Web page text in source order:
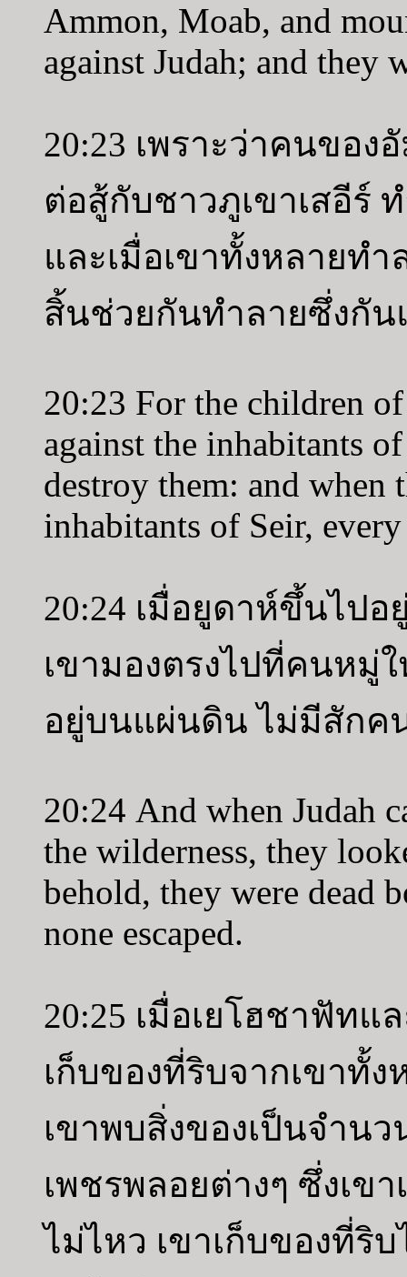
Ammon, Moab, and
against Judah; and they
20:23 เพราะว่าคนขอ
ต่อสู้กับชาวภูเขาเสอีร์
และเมื่อเขาทั้งหลายท
สิ้นช่วยกันทำลายซึ่งกัน
20:23 For the children
against the inhabitants
destroy them: and when
inhabitants of Seir,
20:24 เมื่อยูดาห์ขึ้นไป
เขามองตรงไปที่คนห
อยู่บนแผ่นดิน ไม่มีสักค
20:24 And when Judah
the wilderness, they
behold, they were dead
none escaped.
20:25 เมื่อเยโฮชาฟัท
เก็บของที่ริบจากเขาทั้
เขาพบสิ่งของเป็นจำน
เพชรพลอยต่างๆ ซึ่งเข
ไม่ไหว เขาเก็บของที่ริ